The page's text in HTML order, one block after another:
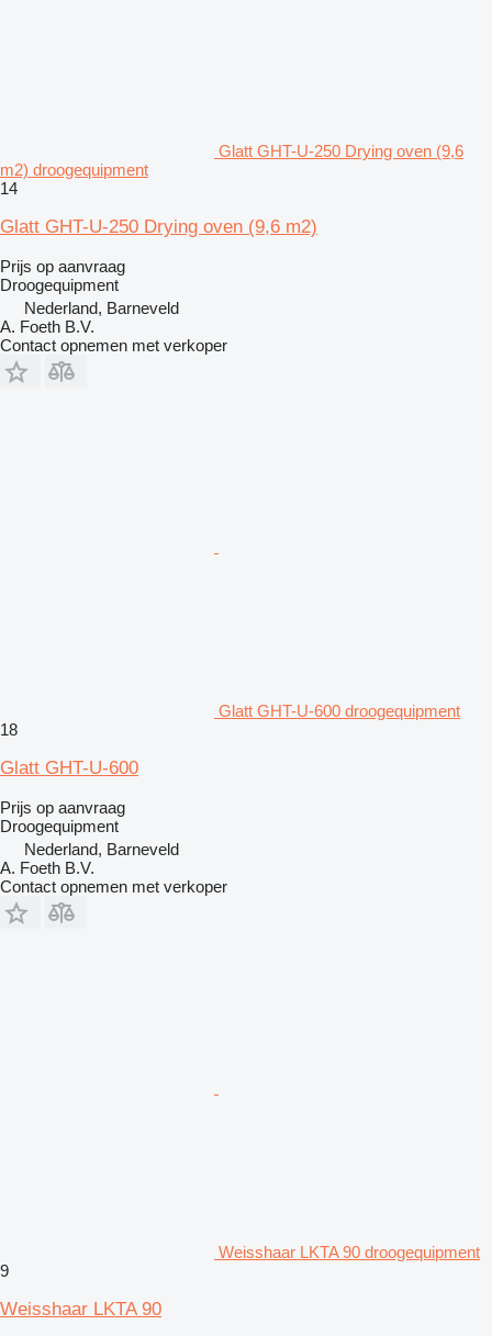
Glatt GHT-U-250 Drying oven (9,6
m2) droogequipment
14
Glatt GHT-U-250 Drying oven (9,6 m2)
Prijs op aanvraag
Droogequipment
Nederland, Barneveld
A. Foeth B.V.
Contact opnemen met verkoper
Glatt GHT-U-600 droogequipment
18
Glatt GHT-U-600
Prijs op aanvraag
Droogequipment
Nederland, Barneveld
A. Foeth B.V.
Contact opnemen met verkoper
Weisshaar LKTA 90 droogequipment
9
Weisshaar LKTA 90